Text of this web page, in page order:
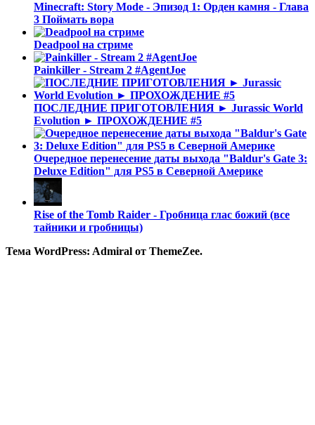
Minecraft: Story Mode - Эпизод 1: Орден камня - Глава
3 Поймать вора
Deadpool на стриме
Painkiller - Stream 2 #AgentJoe
ПОСЛЕДНИЕ ПРИГОТОВЛЕНИЯ ► Jurassic World
Evolution ► ПРОХОЖДЕНИЕ #5
Очередное перенесение даты выхода "Baldur's Gate 3:
Deluxe Edition" для PS5 в Северной Америке
Rise of the Tomb Raider - Гробница глас божий (все
тайники и гробницы)
Тема WordPress: Admiral от ThemeZee.